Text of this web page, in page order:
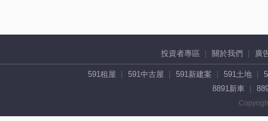
投資者專區 關於我們 廣
591租屋 591中古屋 591新建案 591土地
8891新車